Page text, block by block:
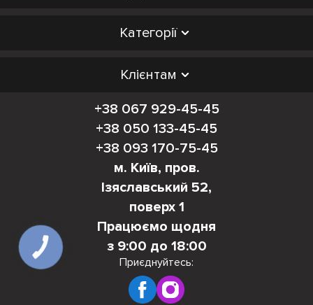
Категорії
Клієнтам
+38 067 929-45-45
+38 050 133-45-45
+38 093 170-75-45
м. Київ, пров.
Ізяславський 52,
поверх 1
Працюємо щодня
з 9:00 до 18:00
Приєднуйтесь:
КНОПКА
ЗВ'ЯЗКУ